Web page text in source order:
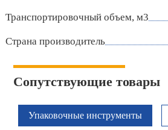
Транспортировочный объем, м3
Страна производитель
Сопутствующие товары
Упаковочные инструменты